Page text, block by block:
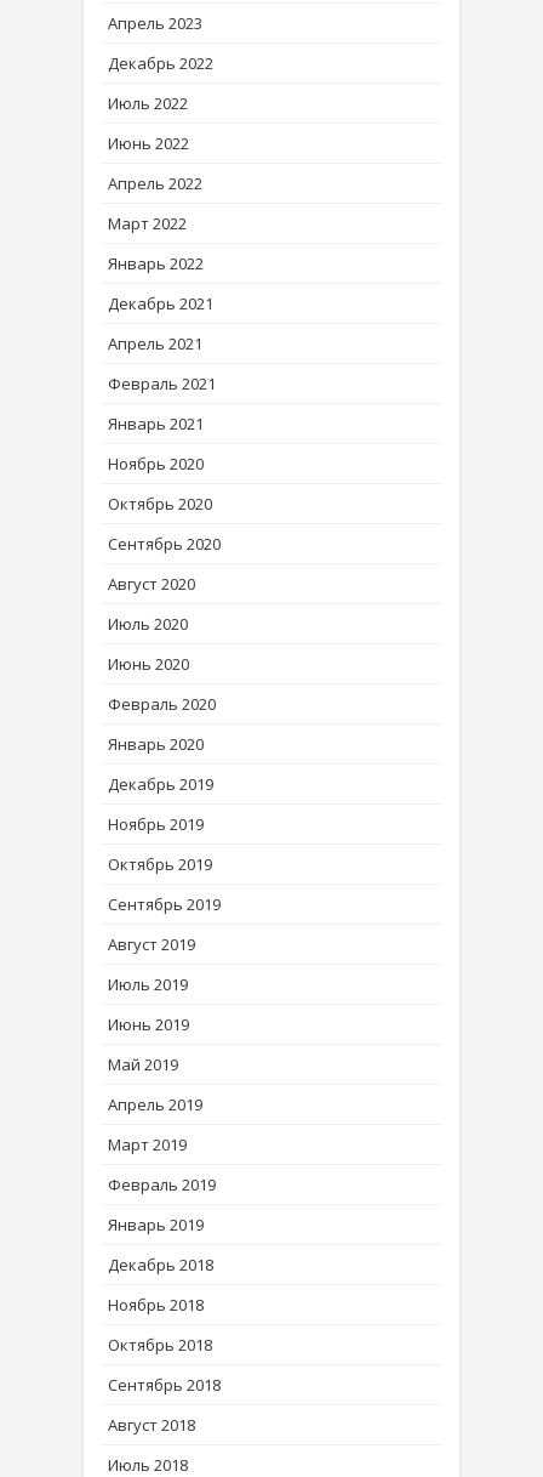
Апрель 2023
Декабрь 2022
Июль 2022
Июнь 2022
Апрель 2022
Март 2022
Январь 2022
Декабрь 2021
Апрель 2021
Февраль 2021
Январь 2021
Ноябрь 2020
Октябрь 2020
Сентябрь 2020
Август 2020
Июль 2020
Июнь 2020
Февраль 2020
Январь 2020
Декабрь 2019
Ноябрь 2019
Октябрь 2019
Сентябрь 2019
Август 2019
Июль 2019
Июнь 2019
Май 2019
Апрель 2019
Март 2019
Февраль 2019
Январь 2019
Декабрь 2018
Ноябрь 2018
Октябрь 2018
Сентябрь 2018
Август 2018
Июль 2018